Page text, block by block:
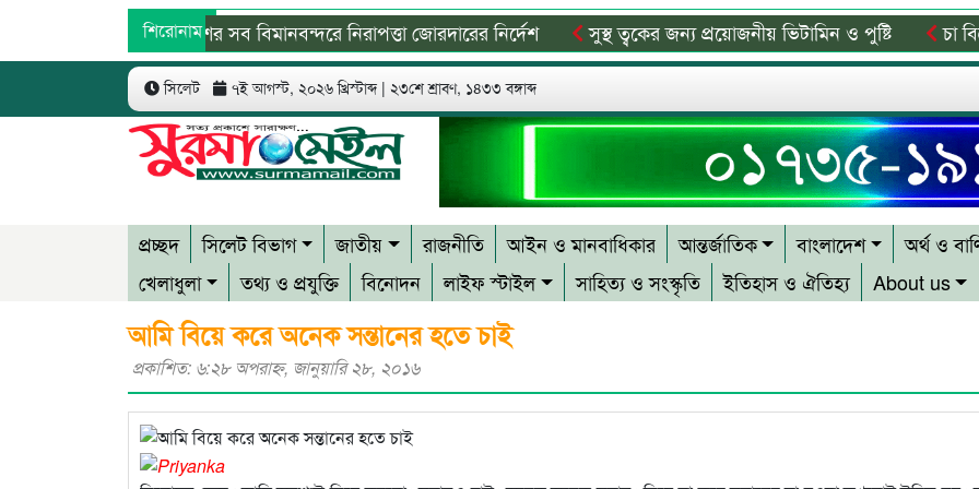
শিরোনাম
দেশের সব বিমানবন্দরে নিরাপত্তা জোরদারের নির্দেশ সুস্থ ত্বকের জন্য প্রয়োজনীয় ভিটামিন ও পুষ্টি চা
বিশ্ব মাতৃদুগ্ধ দিবস উপলক্ষে কানাইঘাটে কমিউনিটি মোবিলাইজেশন প্রোগ্রাম
লোভাছড়া পাথর কোয়ারী পরিদর্শনে
সিলেট ৭ই আগস্ট, ২০২৬ খ্রিস্টাব্দ | ২৩শে শ্রাবণ, ১৪৩৩ বঙ্গাব্দ
প্রচ্ছদ সিলেট বিভাগ জাতীয় রাজনীতি আইন ও মানবাধিকার আন্তর্জাতিক বাংলাদেশ অর্থ ও
খেলাধুলা
তথ্য ও প্রযুক্তি বিনোদন লাইফ স্টাইল সাহিত্য ও সংস্কৃতি ইতিহাস ও ঐতিহ্য About us
আমি বিয়ে করে অনেক সন্তানের হতে চাই
প্রকাশিত: ৬:২৮ অপরাহ্ণ, জানুয়ারি ২৮, ২০১৬